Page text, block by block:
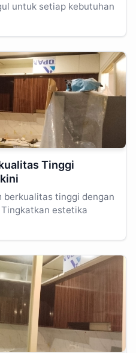
untuk setiap kebutuhan
Tinggi
berkualitas tinggi dengan
estetika